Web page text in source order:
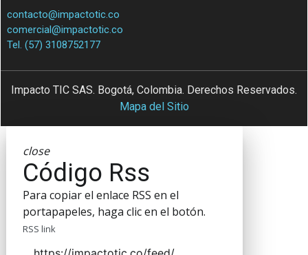
contacto@impactotic.co
comercial@impactotic.co
Tel. (57) 3108752177
Impacto TIC SAS. Bogotá, Colombia. Derechos Reservados.
Mapa del Sitio
close
Código Rss
Para copiar el enlace RSS en el
portapapeles, haga clic en el botón.
RSS link